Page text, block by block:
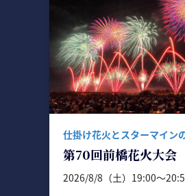
仕掛け花火とスターマイン
第70回前橋花火大会
2026/8/8（土）19:00〜